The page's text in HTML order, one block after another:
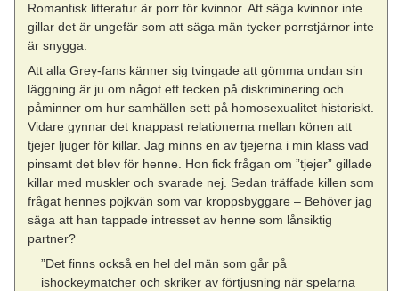
Romantisk litteratur är porr för kvinnor. Att säga kvinnor inte
gillar det är ungefär som att säga män tycker porrstjärnor inte
är snygga.
Att alla Grey-fans känner sig tvingade att gömma undan sin
läggning är ju om något ett tecken på diskriminering och
påminner om hur samhällen sett på homosexualitet historiskt.
Vidare gynnar det knappast relationerna mellan könen att
tjejer ljuger för killar. Jag minns en av tjejerna i min klass vad
pinsamt det blev för henne. Hon fick frågan om ”tjejer” gillade
killar med muskler och svarade nej. Sedan träffade killen som
frågat hennes pojkvän som var kroppsbyggare – Behöver jag
säga att han tappade intresset av henne som lånsiktig
partner?
”Det finns också en hel del män som går på
ishockeymatcher och skriker av förtjusning när spelarna